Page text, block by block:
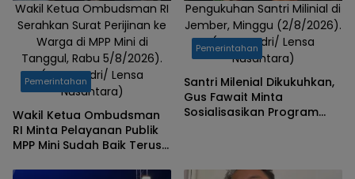
Wakil Ketua Ombudsman RI
Serahkan Surat Perijinan ke
Warga di MPP Mini di
Tanggul, Rabu 5/8/2026).
(Foto: Badri/ Lensa
Nusantara)
Pemerintahan
Wakil Ketua Ombudsman
RI Minta Pelayanan Publik
MPP Mini Sudah Baik Terus
Pengukuhan Santri Milinial di
Jember, Minggu (2/8/2026).
(Foto: Badri/ Lensa
Nusantara)
Pemerintahan
Santri Milenial Dikukuhkan,
Gus Fawait Minta
Sosialisasikan Program